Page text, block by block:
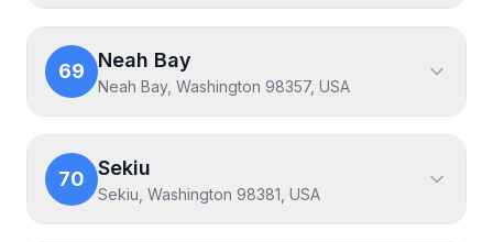
69 Neah Bay
Neah Bay, Washington 98357, USA
70 Sekiu
Sekiu, Washington 98381, USA